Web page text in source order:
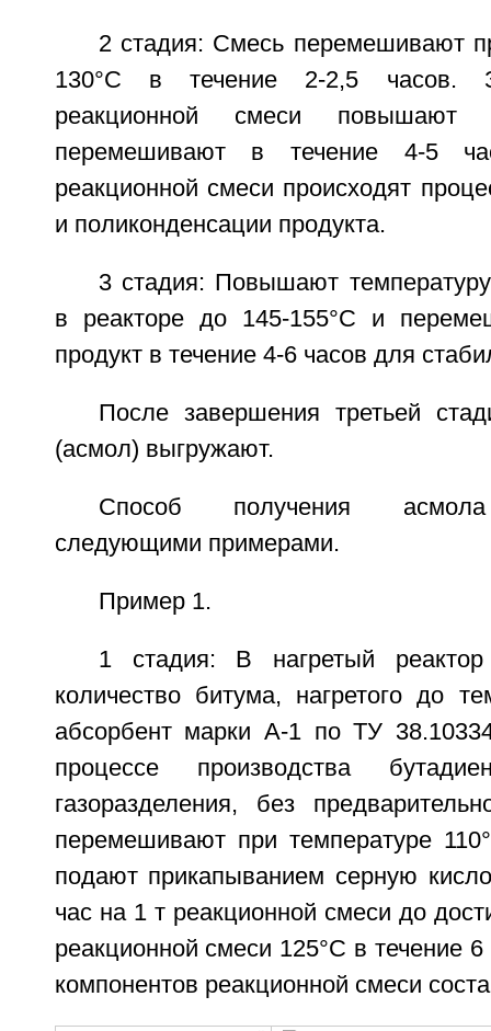
2 стадия: Смесь перемешивают
130°C в течение 2-2,5 часов.
реакционной смеси
перемешивают в течение 4-5
реакционной смеси происходят
и поликонденсации продукта.
3 стадия: Повышают
в реакторе до 145-155°C и
продукт в течение 4-6 часов для
После завершения третьей
(асмол) выгружают.
Способ получения асмола
следующими примерами.
Пример 1.
1 стадия: В нагретый
количество битума, нагретого до
абсорбент марки А-1 по ТУ
процессе производства
газоразделения, без
перемешивают при температуре
подают прикапыванием серную
час на 1 т реакционной смеси до
реакционной смеси 125°C в течение
компонентов реакционной смеси